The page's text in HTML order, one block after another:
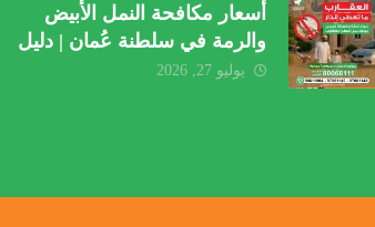
أسعار مكافحة النمل الأبيض
والرمة في سلطنة عُمان | دليل
شامل لفهم تكلفة الخدمة
يوليو 27, 2026